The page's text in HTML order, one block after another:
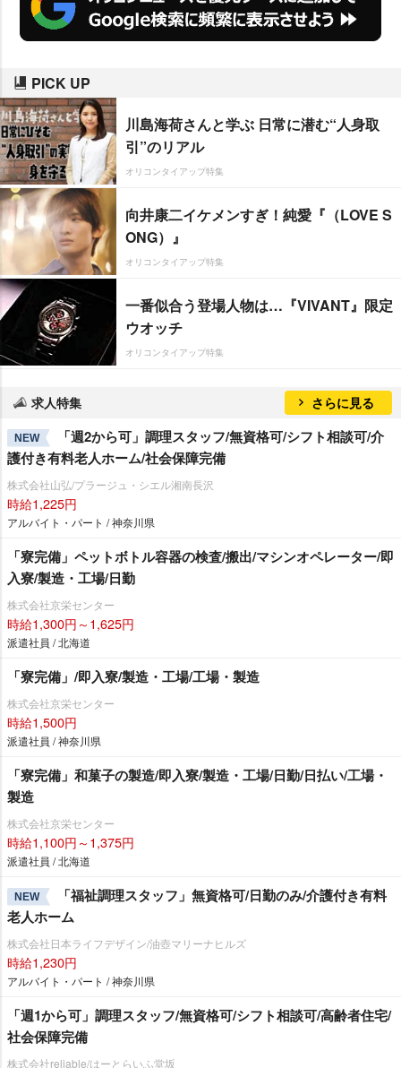
PICK UP
川島海荷さんと学ぶ 日常に潜む“人身取
引”のリアル
オリコンタイアップ特集
向井康二イケメンすぎ！純愛『（LOVE S
ONG）』
オリコンタイアップ特集
一番似合う登場人物は…『VIVANT』限定
ウオッチ
オリコンタイアップ特集
求人特集 さらに見る
NEW
「週2から可」調理スタッフ/無資格可/シフト相談可/介
護付き有料老人ホーム/社会保障完備
株式会社山弘/プラージュ・シエル湘南長沢
時給1,225円
アルバイト・パート / 神奈川県
「寮完備」ペットボトル容器の検査/搬出/マシンオペレーター/即
入寮/製造・工場/日勤
株式会社京栄センター
時給1,300円～1,625円
派遣社員 / 北海道
「寮完備」/即入寮/製造・工場/工場・製造
株式会社京栄センター
時給1,500円
派遣社員 / 神奈川県
「寮完備」和菓子の製造/即入寮/製造・工場/日勤/日払い/工場・
製造
株式会社京栄センター
時給1,100円～1,375円
派遣社員 / 北海道
NEW
「福祉調理スタッフ」無資格可/日勤のみ/介護付き有料
老人ホーム
株式会社日本ライフデザイン/油壺マリーナヒルズ
時給1,230円
アルバイト・パート / 神奈川県
「週1から可」調理スタッフ/無資格可/シフト相談可/高齢者住宅/
社会保障完備
株式会社reliable/はーとらいふ堂坂